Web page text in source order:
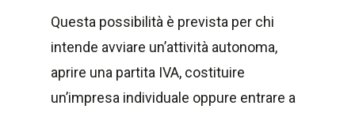
Questa possibilità è prevista per chi
intende avviare un’attività autonoma,
aprire una partita IVA, costituire
un’impresa individuale oppure entrare a